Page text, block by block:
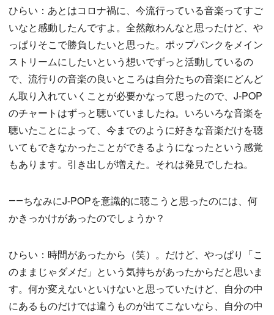
ひらい：あとはコロナ禍に、今流行っている音楽ってすご
いなと感動したんですよ。全然敵わんなと思ったけど、や
っぱりそこで勝負したいと思った。ポップパンクをメイン
ストリームにしたいという想いでずっと活動しているの
で、流行りの音楽の良いところは自分たちの音楽にどんど
ん取り入れていくことが必要かなって思ったので、J-POP
のチャートはずっと聴いていましたね。いろいろな音楽を
聴いたことによって、今までのように好きな音楽だけを聴
いてもできなかったことができるようになったという感覚
もあります。引き出しが増えた。それは発見でしたね。
――ちなみにJ-POPを意識的に聴こうと思ったのには、何
かきっかけがあったのでしょうか？
ひらい：時間があったから（笑）。だけど、やっぱり「こ
のままじゃダメだ」という気持ちがあったからだと思いま
す。何か変えないといけないと思っていたけど、自分の中
にあるものだけでは違うものが出てこないなら、自分の中